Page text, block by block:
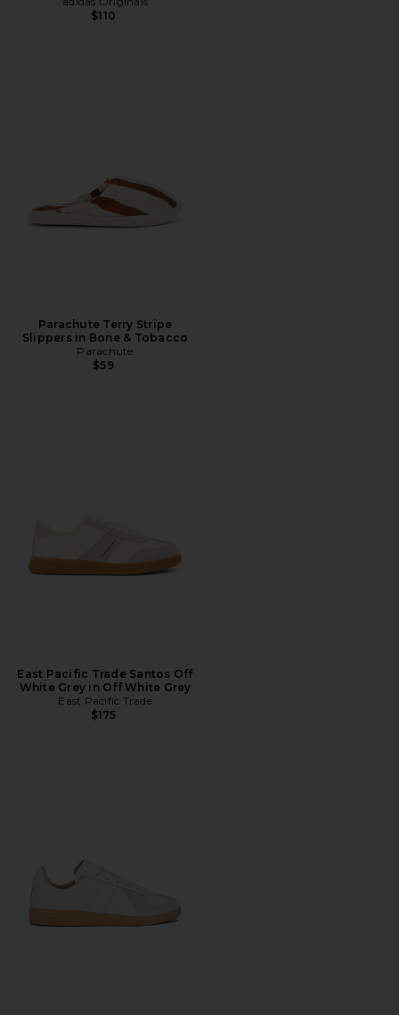
$110
Parachute Terry Stripe
Slippers in Bone & Tobacco
Parachute
$59
East Pacific Trade Santos Off
White Grey in Off White Grey
East Pacific Trade
$175